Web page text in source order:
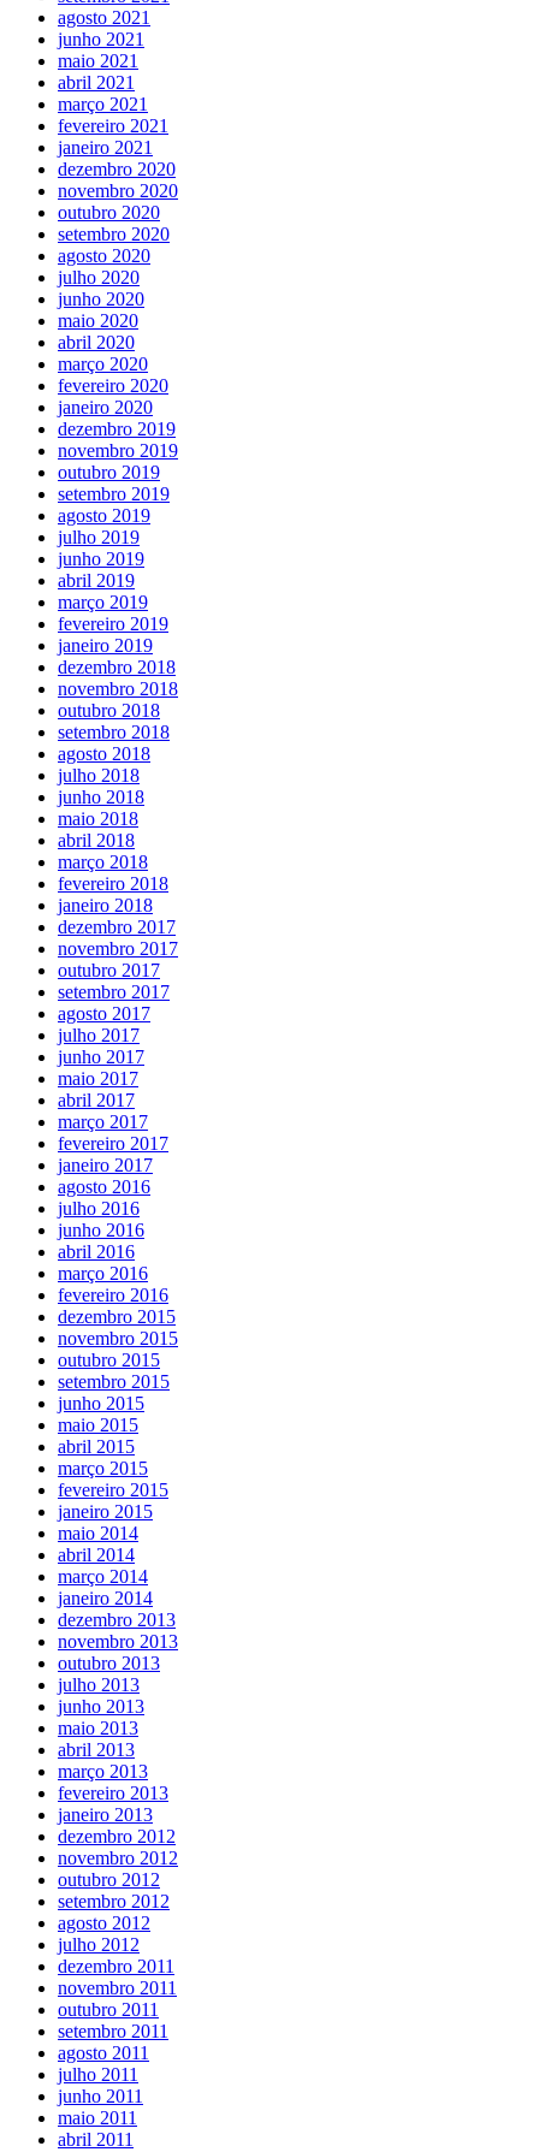
agosto 2021
junho 2021
maio 2021
abril 2021
março 2021
fevereiro 2021
janeiro 2021
dezembro 2020
novembro 2020
outubro 2020
setembro 2020
agosto 2020
julho 2020
junho 2020
maio 2020
abril 2020
março 2020
fevereiro 2020
janeiro 2020
dezembro 2019
novembro 2019
outubro 2019
setembro 2019
agosto 2019
julho 2019
junho 2019
abril 2019
março 2019
fevereiro 2019
janeiro 2019
dezembro 2018
novembro 2018
outubro 2018
setembro 2018
agosto 2018
julho 2018
junho 2018
maio 2018
abril 2018
março 2018
fevereiro 2018
janeiro 2018
dezembro 2017
novembro 2017
outubro 2017
setembro 2017
agosto 2017
julho 2017
junho 2017
maio 2017
abril 2017
março 2017
fevereiro 2017
janeiro 2017
agosto 2016
julho 2016
junho 2016
abril 2016
março 2016
fevereiro 2016
dezembro 2015
novembro 2015
outubro 2015
setembro 2015
junho 2015
maio 2015
abril 2015
março 2015
fevereiro 2015
janeiro 2015
maio 2014
abril 2014
março 2014
janeiro 2014
dezembro 2013
novembro 2013
outubro 2013
julho 2013
junho 2013
maio 2013
abril 2013
março 2013
fevereiro 2013
janeiro 2013
dezembro 2012
novembro 2012
outubro 2012
setembro 2012
agosto 2012
julho 2012
dezembro 2011
novembro 2011
outubro 2011
setembro 2011
agosto 2011
julho 2011
junho 2011
maio 2011
abril 2011